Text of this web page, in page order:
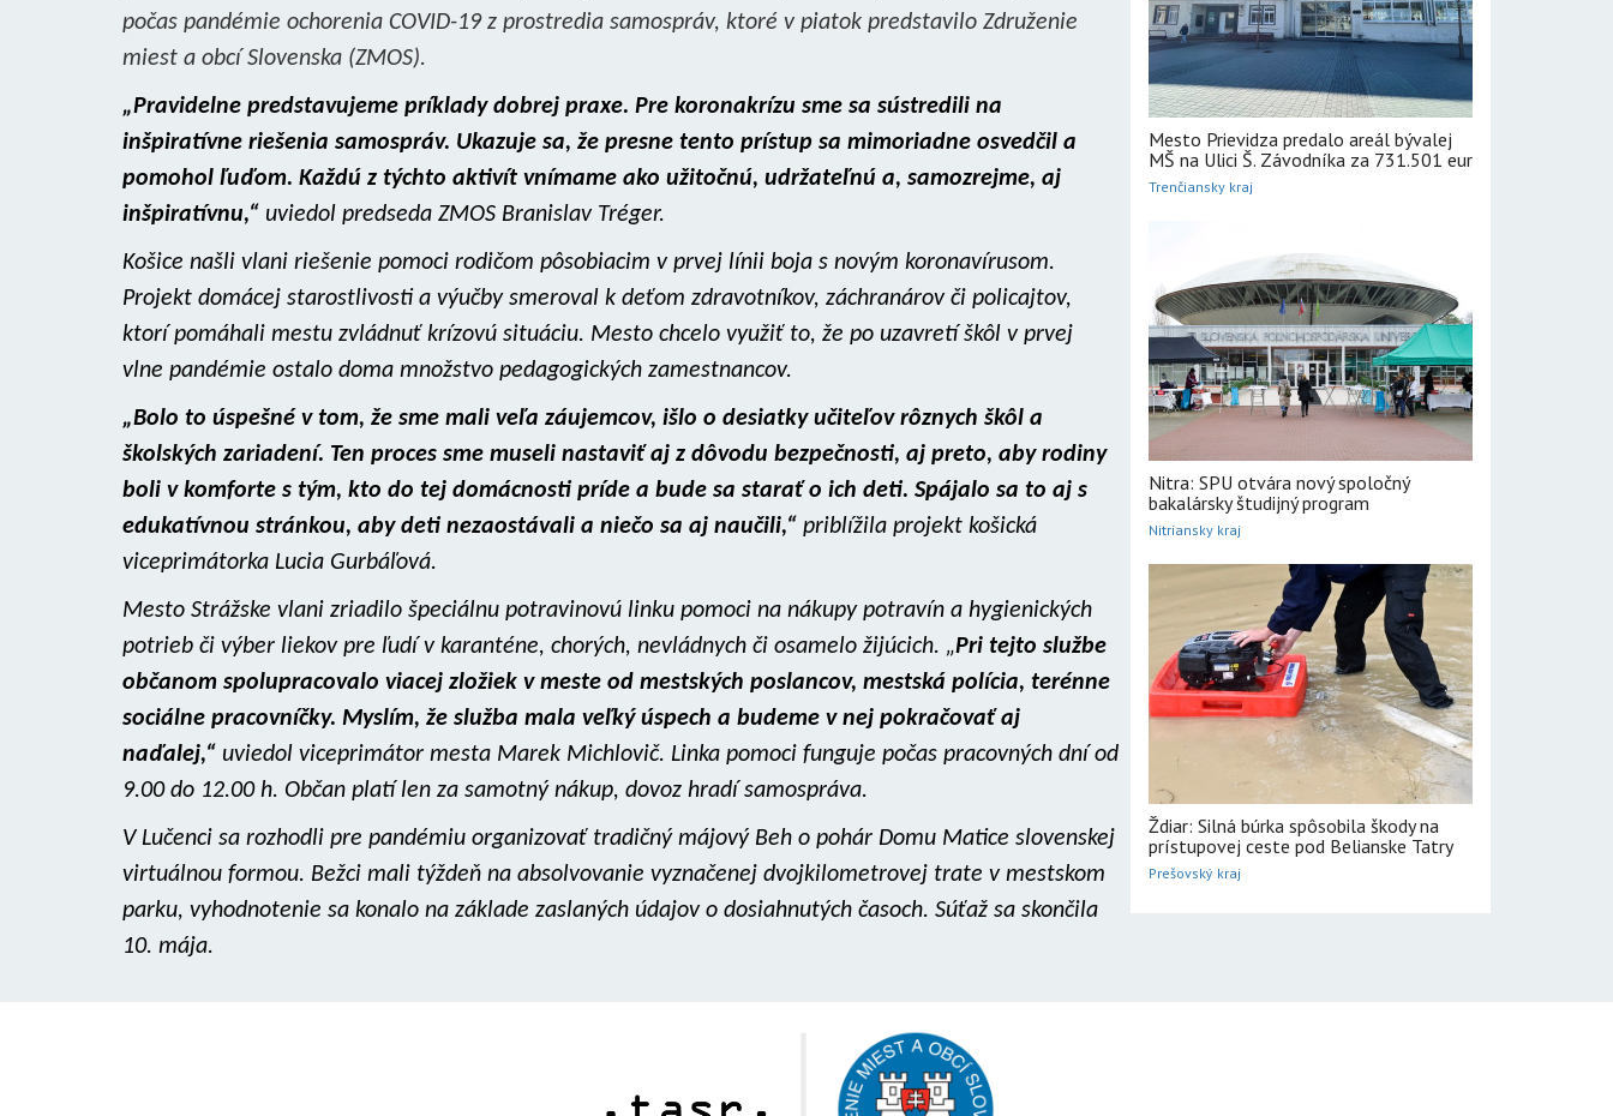
počas pandémie ochorenia COVID-19 z prostredia samospráv, ktoré v piatok predstavilo Združenie
miest a obcí Slovenska (ZMOS).
„Pravidelne predstavujeme príklady dobrej praxe. Pre koronakrízu sme sa sústredili na
inšpiratívne riešenia samospráv. Ukazuje sa, že presne tento prístup sa mimoriadne osvedčil a
pomohol ľuďom. Každú z týchto aktivít vnímame ako užitočnú, udržateľnú a, samozrejme, aj
inšpiratívnu,“ uviedol predseda ZMOS Branislav Tréger.
Košice našli vlani riešenie pomoci rodičom pôsobiacim v prvej línii boja s novým koronavírusom.
Projekt domácej starostlivosti a výučby smeroval k deťom zdravotníkov, záchranárov či policajtov,
ktorí pomáhali mestu zvládnuť krízovú situáciu. Mesto chcelo využiť to, že po uzavretí škôl v prvej
vlne pandémie ostalo doma množstvo pedagogických zamestnancov.
„Bolo to úspešné v tom, že sme mali veľa záujemcov, išlo o desiatky učiteľov rôznych škôl a
školských zariadení. Ten proces sme museli nastaviť aj z dôvodu bezpečnosti, aj preto, aby rodiny
boli v komforte s tým, kto do tej domácnosti príde a bude sa starať o ich deti. Spájalo sa to aj s
edukatívnou stránkou, aby deti nezaostávali a niečo sa aj naučili,“ priblížila projekt košická
viceprimátorka Lucia Gurbáľová.
Mesto Strážske vlani zriadilo špeciálnu potravinovú linku pomoci na nákupy potravín a hygienických
potrieb či výber liekov pre ľudí v karanténe, chorých, nevládnych či osamelo žijúcich. „Pri tejto službe
občanom spolupracovalo viacej zložiek v meste od mestských poslancov, mestská polícia, terénne
sociálne pracovníčky. Myslím, že služba mala veľký úspech a budeme v nej pokračovať aj
naďalej,“ uviedol viceprimátor mesta Marek Michlovič. Linka pomoci funguje počas pracovných dní od
9.00 do 12.00 h. Občan platí len za samotný nákup, dovoz hradí samospráva.
V Lučenci sa rozhodli pre pandémiu organizovať tradičný májový Beh o pohár Domu Matice slovenskej
virtuálnou formou. Bežci mali týždeň na absolvovanie vyznačenej dvojkilometrovej trate v mestskom
parku, vyhodnotenie sa konalo na základe zaslaných údajov o dosiahnutých časoch. Súťaž sa skončila
10. mája.
Mesto Prievidza predalo areál bývalej
MŠ na Ulici Š. Závodníka za 731.501 eur
Trenčiansky kraj
Nitra: SPU otvára nový spoločný
bakalársky študijný program
Nitriansky kraj
Ždiar: Silná búrka spôsobila škody na
prístupovej ceste pod Belianske Tatry
Prešovský kraj